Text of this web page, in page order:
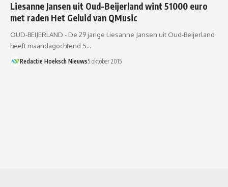
Liesanne Jansen uit Oud-Beijerland wint 51000 euro
met raden Het Geluid van QMusic
OUD-BEIJERLAND - De 29 jarige Liesanne Jansen uit Oud-Beijerland
heeft maandagochtend 5…
Redactie Hoeksch Nieuws5 oktober 2015